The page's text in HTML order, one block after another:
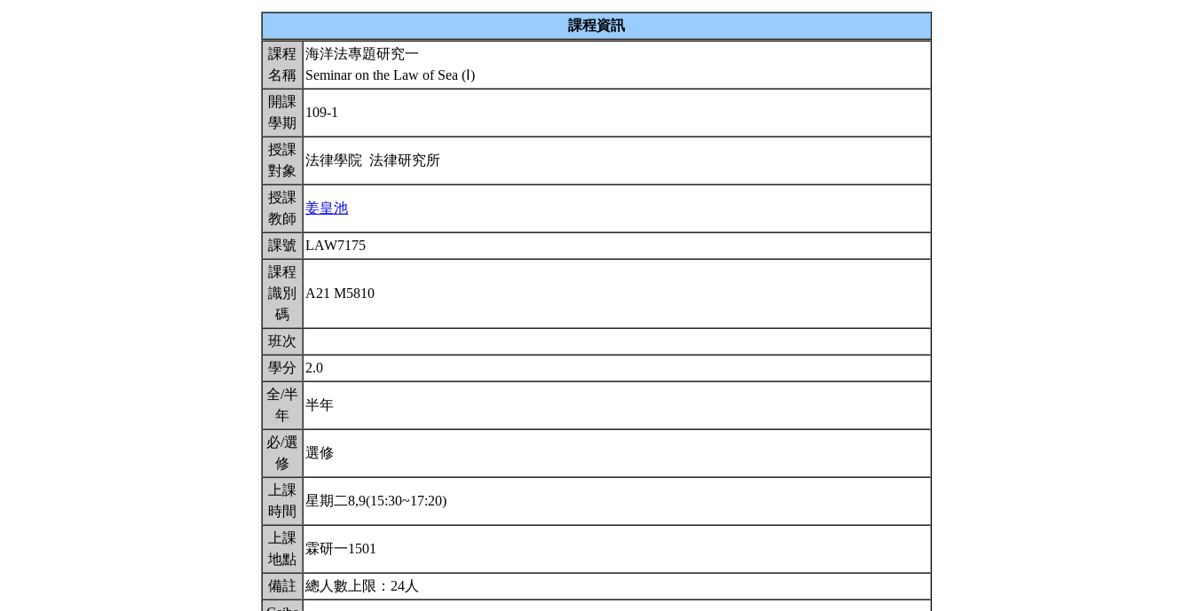
課程資訊
課程
名稱
海洋法專題研究一
Seminar on the Law of Sea (Ⅰ)
開課
學期
109-1
授課
對象
法律學院 法律研究所
授課
教師
姜皇池
課號
LAW7175
課程
識別
碼
A21 M5810
班次
學分
2.0
全/半
年
半年
必/選
修
選修
上課
時間
星期二8,9(15:30~17:20)
上課
地點
霖研一1501
備註
總人數上限：24人